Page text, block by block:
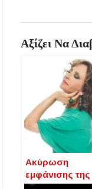
Αξίζει Να
Ακύρωση
εμφάνισης της
Γλυκερίας